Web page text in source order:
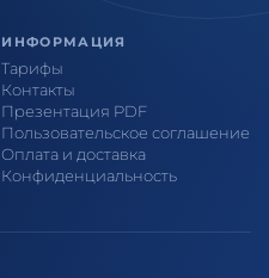
ИНФОРМАЦИЯ
Тарифы
Контакты
Презентация PDF
Пользовательское соглашение
Оплата и доставка
Конфиденциальность